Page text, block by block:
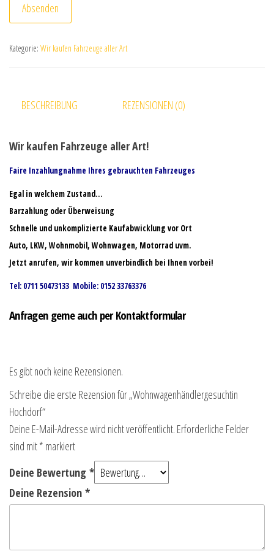
Absenden
Kategorie: Wir kaufen Fahrzeuge aller Art
BESCHREIBUNG REZENSIONEN (0)
Wir kaufen Fahrzeuge aller Art!
Faire Inzahlungnahme Ihres gebrauchten Fahrzeuges
Egal in welchem Zustand…
Barzahlung oder Überweisung
Schnelle und unkomplizierte Kaufabwicklung vor Ort
Auto, LKW, Wohnmobil, Wohnwagen, Motorrad uvm.
Jetzt anrufen, wir kommen unverbindlich bei Ihnen vorbei!
Tel: 0711 50473133 Mobile: 0152 33763376
Anfragen gerne auch per Kontaktformular
Es gibt noch keine Rezensionen.
Schreibe die erste Rezension für „Wohnwagenhändlergesuchtin
Hochdorf“
Deine E-Mail-Adresse wird nicht veröffentlicht. Erforderliche Felder
sind mit* markiert
Deine Bewertung *
Deine Rezension *